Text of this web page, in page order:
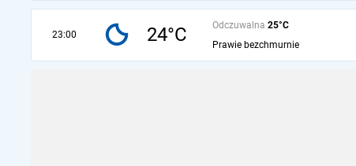
23:00 24°C Odczuwalna 25°C
Prawie bezchmurnie